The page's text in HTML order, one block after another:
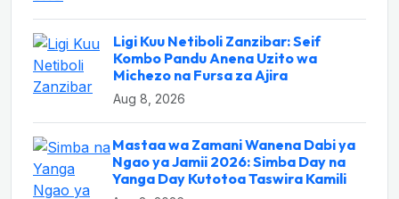
Ligi Kuu Netiboli Zanzibar: Seif
Kombo Pandu Anena Uzito wa
Michezo na Fursa za Ajira
Aug 8, 2026
Mastaa wa Zamani Wanena Dabi ya
Ngao ya Jamii 2026: Simba Day na
Yanga Day Kutotoa Taswira Kamili